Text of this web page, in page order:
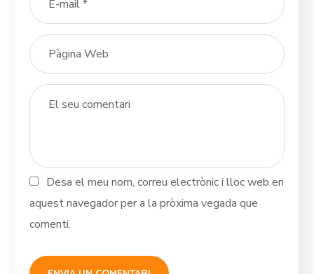
Desa el meu nom, correu electrònic i lloc web en
aquest navegador per a la pròxima vegada que
comenti.